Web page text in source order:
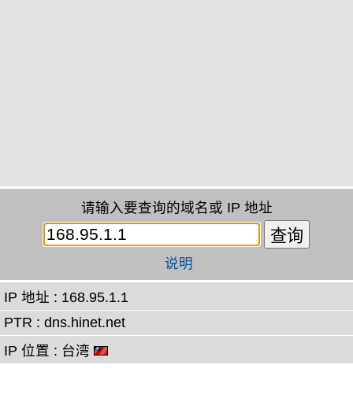
请输入要查询的域名或 IP 地址
说明
IP 地址 : 168.95.1.1
PTR : dns.hinet.net
IP 位置 : 台湾